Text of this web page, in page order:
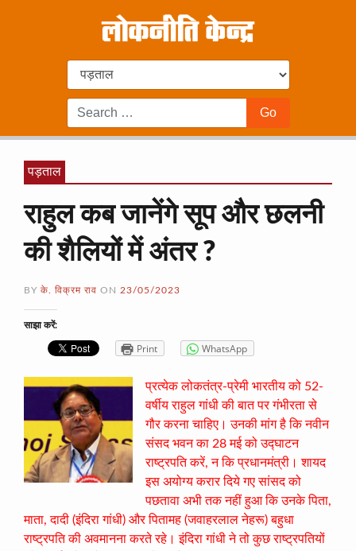
पड़ताल
राहुल कब जानेंगे सूप और छलनी
की शैलियों में अंतर ?
BY के. विक्रम राव ON 23/05/2023
साझा करें:
Print WhatsApp
प्रत्येक लोकतंत्र-प्रेमी भारतीय को 52-
वर्षीय राहुल गांधी की बात पर गंभीरता से
गौर करना चाहिए। उनकी मांग है कि नवीन
संसद भवन का 28 मई को उद्घाटन
राष्ट्रपति करें, न कि प्रधानमंत्री। शायद
इस अयोग्य करार दिये गए सांसद को
पछतावा अभी तक नहीं हुआ कि उनके पिता,
माता, दादी (इंदिरा गांधी) और पितामह (जवाहरलाल नेहरू) बहुधा
राष्ट्रपति की अवमानना करते रहे। इंदिरा गांधी ने तो कुछ राष्ट्रपतियों